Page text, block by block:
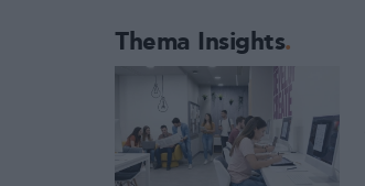
Thema Insights